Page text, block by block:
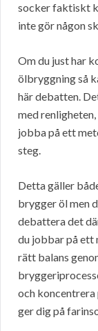
socker faktiskt
inte gör någon
Om du just har
ölbryggning så
här debatten.
med
jobba på ett
steg.
Detta gäller
brygger öl men
debattera det
du jobbar på ett
rätt balans
och koncentrera
ger dig på